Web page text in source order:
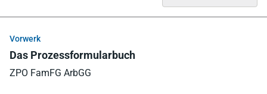
Vorwerk
Das Prozessformularbuch
ZPO FamFG ArbGG